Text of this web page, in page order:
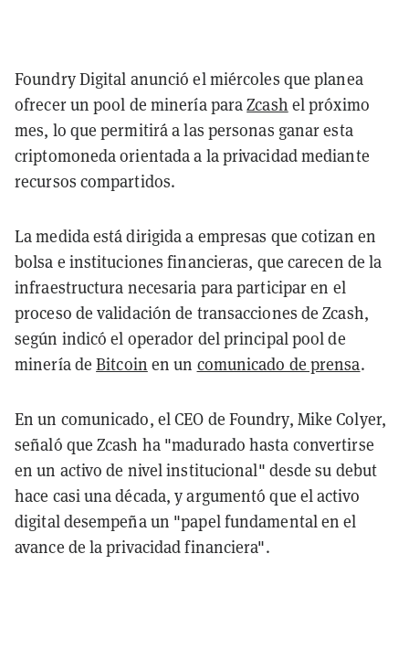
Foundry Digital anunció el miércoles que planea
ofrecer un pool de minería paraZcash el próximo
mes, lo que permitirá a las personas ganar esta
criptomoneda orientada a la privacidad mediante
recursos compartidos.
La medida está dirigida a empresas que cotizan en
bolsa e instituciones financieras, que carecen de la
infraestructura necesaria para participar en el
proceso de validación de transacciones de Zcash,
según indicó el operador del principal pool de
minería deBitcoin en un comunicado de prensa.
En un comunicado, el CEO de Foundry, Mike Colyer,
señaló que Zcash ha "madurado hasta convertirse
en un activo de nivel institucional" desde su debut
hace casi una década, y argumentó que el activo
digital desempeña un "papel fundamental en el
avance de la privacidad financiera".